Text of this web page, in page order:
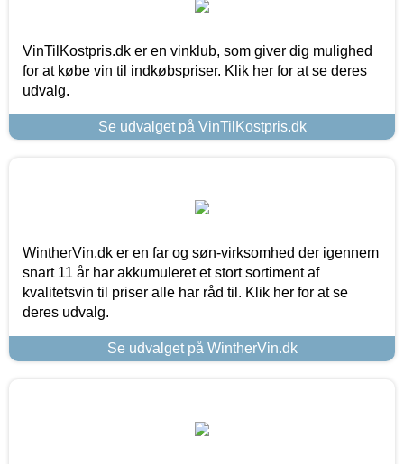
VinTilKostpris.dk er en vinklub, som giver dig mulighed
for at købe vin til indkøbspriser. Klik her for at se deres
udvalg.
Se udvalget på VinTilKostpris.dk
WintherVin.dk er en far og søn-virksomhed der igennem
snart 11 år har akkumuleret et stort sortiment af
kvalitetsvin til priser alle har råd til. Klik her for at se
deres udvalg.
Se udvalget på WintherVin.dk